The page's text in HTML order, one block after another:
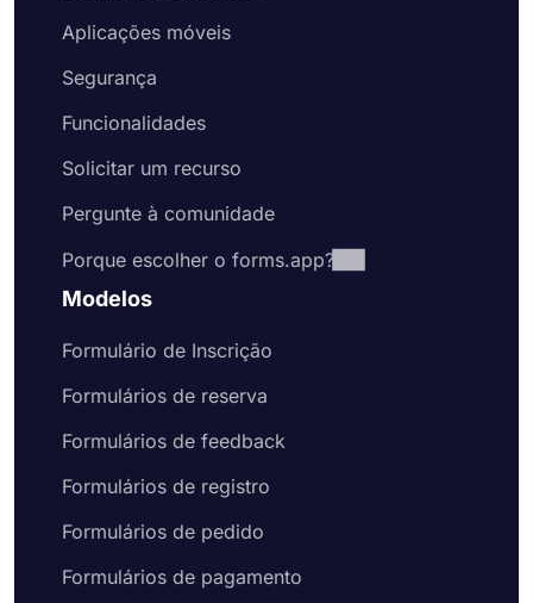
Aplicações móveis
Segurança
Funcionalidades
Solicitar um recurso
Pergunte à comunidade
Porque escolher o forms.app?
Modelos
Formulário de Inscrição
Formulários de reserva
Formulários de feedback
Formulários de registro
Formulários de pedido
Formulários de pagamento